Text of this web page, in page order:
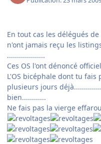
En tout cas les délégués de
n'ont jamais reçu les
...................
Ces OS l'ont dénoncé
L'OS bicéphale dont tu
plusieurs jours
bien............
Ne fais pas la vierge